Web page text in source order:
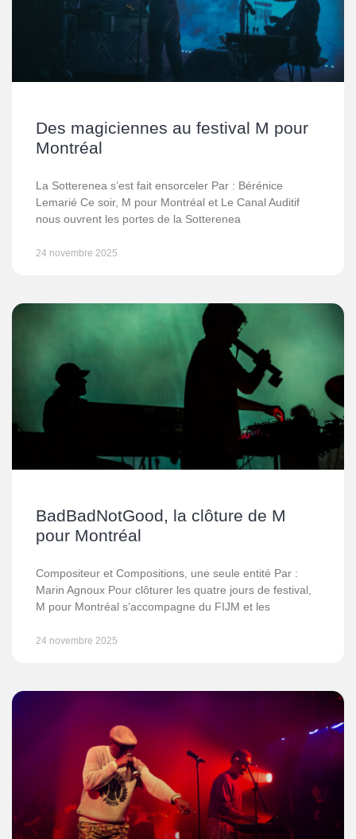
Des magiciennes au festival M pour
Montréal
La Sotterenea s’est fait ensorceler Par : Bérénice
Lemarié Ce soir, M pour Montréal et Le Canal Auditif
nous ouvrent les portes de la Sotterenea
24 novembre 2025
BadBadNotGood, la clôture de M
pour Montréal
Compositeur et Compositions, une seule entité Par :
Marin Agnoux Pour clôturer les quatre jours de festival,
M pour Montréal s’accompagne du FIJM et les
24 novembre 2025